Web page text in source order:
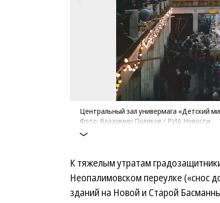
Центральный зал универмага «Детский
Фото: Владимир Поляков / РИА Новости
К тяжелым утратам
Неопалимовском переулке («снос
зданий на Новой и Старой